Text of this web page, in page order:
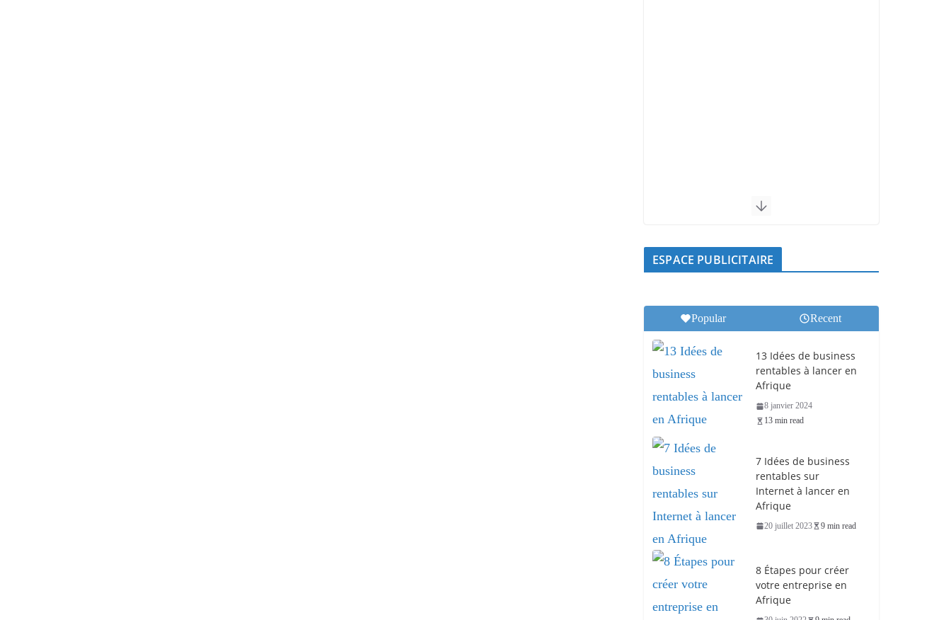
ESPACE PUBLICITAIRE
Popular Recent
13 Idées de business
rentables à lancer en
Afrique
8 janvier 2024
13 min read
7 Idées de business
rentables sur
Internet à lancer en
Afrique
20 juillet 2023 9 min read
8 Étapes pour créer
votre entreprise en
Afrique